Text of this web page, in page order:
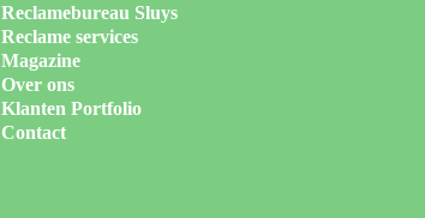
Reclamebureau Sluys
Reclame services
Magazine
Over ons
Klanten Portfolio
Contact